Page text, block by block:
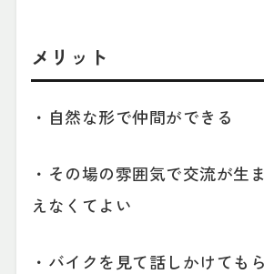
メリット
・自然な形で仲間ができる
・その場の雰囲気で交流が生
えなくてよい
・バイクを見て話しかけても